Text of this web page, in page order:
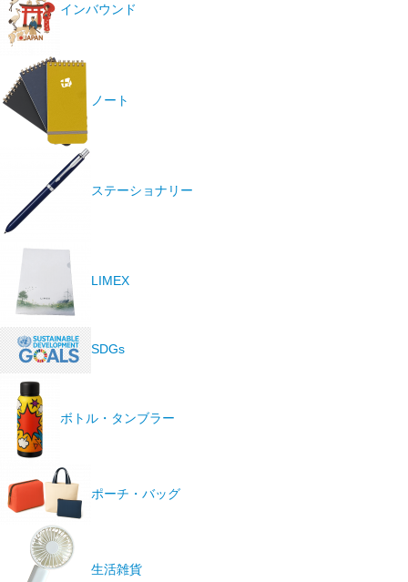
インバウンド
ノート
ステーショナリー
LIMEX
SDGs
ボトル・タンブラー
ポーチ・バッグ
生活雑貨